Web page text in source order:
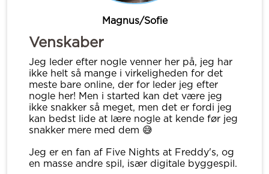
Magnus/Sofie
Venskaber
Jeg leder efter nogle venner her på, jeg har
ikke helt så mange i virkeligheden for det
meste bare online, der for leder jeg efter
nogle her! Men i started kan det være jeg
ikke snakker så meget, men det er fordi jeg
kan bedst lide at lære nogle at kende før jeg
snakker mere med dem 😅
Jeg er en fan af Five Nights at Freddy's, og
en masse andre spil, især digitale byggespil.